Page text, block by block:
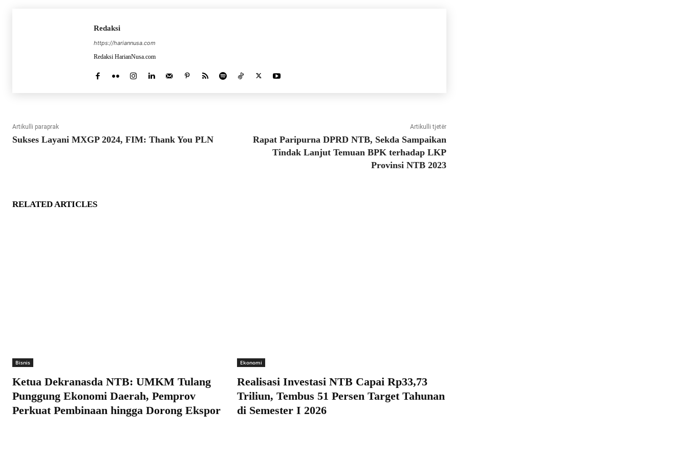
Redaksi
https://hariannusa.com
Redaksi HarianNusa.com
Artikulli paraprak
Sukses Layani MXGP 2024, FIM: Thank You PLN
Artikulli tjetër
Rapat Paripurna DPRD NTB, Sekda Sampaikan
Tindak Lanjut Temuan BPK terhadap LKP
Provinsi NTB 2023
RELATED ARTICLES
Bisnis
Ketua Dekranasda NTB: UMKM Tulang
Punggung Ekonomi Daerah, Pemprov
Perkuat Pembinaan hingga Dorong Ekspor
Ekonomi
Realisasi Investasi NTB Capai Rp33,73
Triliun, Tembus 51 Persen Target Tahunan
di Semester I 2026